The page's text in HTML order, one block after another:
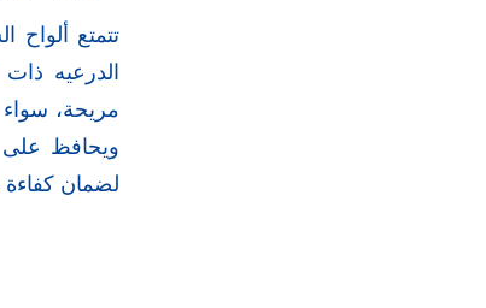
تتمتع ألواح
الدرعيه
مريحة، سواء
ويحافظ على
لضمان كفاءة